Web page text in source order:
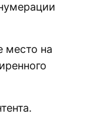
место на